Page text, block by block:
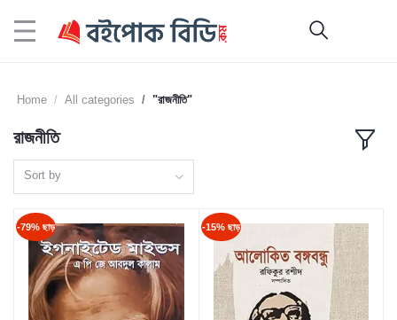
Home All categories "রাজনীতি"
রাজনীতি
Sort by
-79% ছাড় -15% ছাড়